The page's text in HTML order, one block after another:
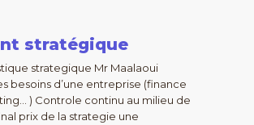
stratégique
strategique Mr Maalaoui
besoins d’une entreprise (finance
) Controle continu au milieu de
prix de la strategie une